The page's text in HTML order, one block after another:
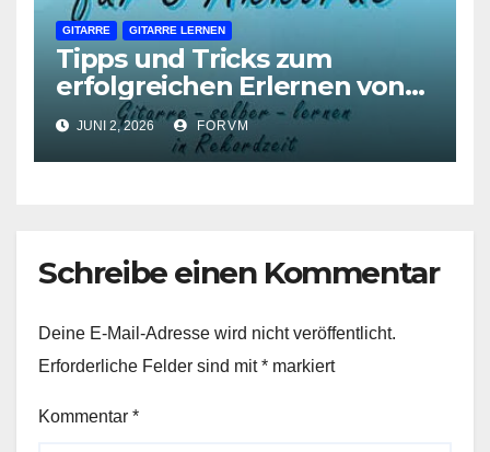
GITARRE GITARRE LERNEN
Tipps und Tricks zum
erfolgreichen Erlernen von
Gitarrenakkorden
JUNI 2, 2026 FORVM
Schreibe einen Kommentar
Deine E-Mail-Adresse wird nicht veröffentlicht.
Erforderliche Felder sind mit* markiert
Kommentar *